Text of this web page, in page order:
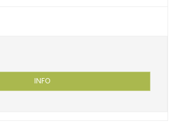
INFO